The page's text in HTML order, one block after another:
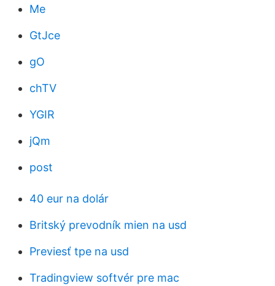
Me
GtJce
gO
chTV
YGIR
jQm
post
40 eur na dolár
Britský prevodník mien na usd
Previesť tpe na usd
Tradingview softvér pre mac